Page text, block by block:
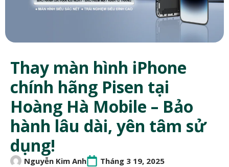
Thay màn hình iPhone
chính hãng Pisen tại
Hoàng Hà Mobile – Bảo
hành lâu dài, yên tâm sử
dụng!
Nguyễn Kim Anh Tháng 3 19, 2025